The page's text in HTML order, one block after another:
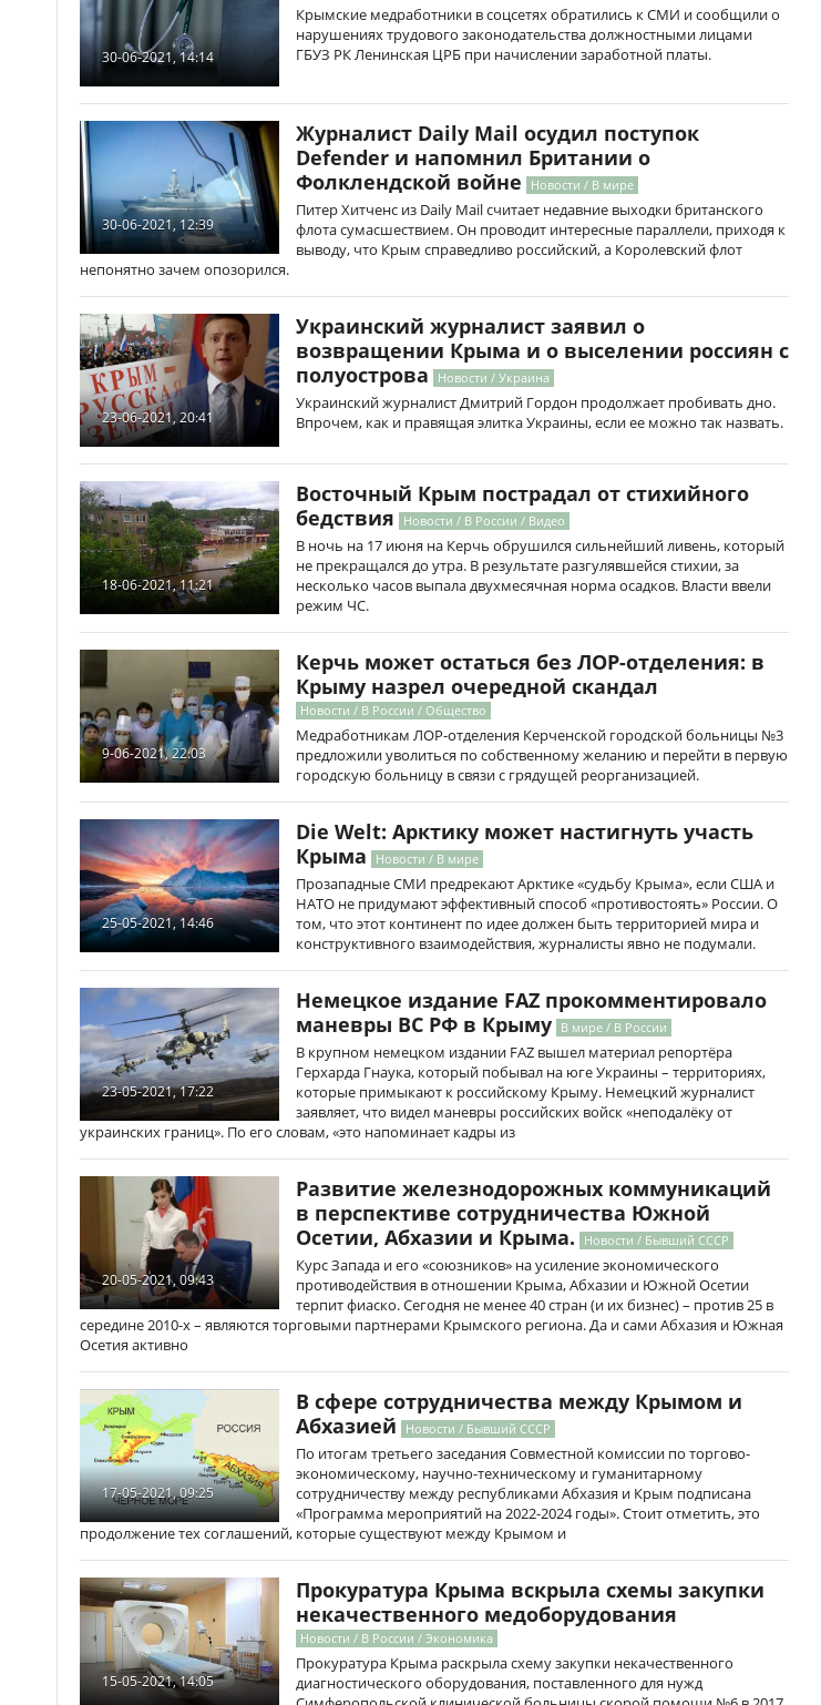
30-06-2021, 14:14
Крымские медработники в соцсетях обратились к СМИ и сообщили о
нарушениях трудового законодательства должностными лицами
ГБУЗ РК Ленинская ЦРБ при начислении заработной платы.
30-06-2021, 12:39
Журналист Daily Mail осудил поступок
Defender и напомнил Британии о
Фолклендской войне
Новости / В мире
Питер Хитченс из Daily Mail считает недавние выходки британского
флота сумасшествием. Он проводит интересные параллели, приходя к
выводу, что Крым справедливо российский, а Королевский флот
непонятно зачем опозорился.
23-06-2021, 20:41
Украинский журналист заявил о
возвращении Крыма и о выселении россиян с
полуострова
Новости / Украина
Украинский журналист Дмитрий Гордон продолжает пробивать дно.
Впрочем, как и правящая элитка Украины, если ее можно так назвать.
18-06-2021, 11:21
Восточный Крым пострадал от стихийного
бедствия
Новости / В России / Видео
В ночь на 17 июня на Керчь обрушился сильнейший ливень, который
не прекращался до утра. В результате разгулявшейся стихии, за
несколько часов выпала двухмесячная норма осадков. Власти ввели
режим ЧС.
9-06-2021, 22:03
Керчь может остаться без ЛОР-отделения: в
Крыму назрел очередной скандал
Новости / В России / Общество
Медработникам ЛОР-отделения Керченской городской больницы №3
предложили уволиться по собственному желанию и перейти в первую
городскую больницу в связи с грядущей реорганизацией.
25-05-2021, 14:46
Die Welt: Арктику может настигнуть участь
Крыма
Новости / В мире
Прозападные СМИ предрекают Арктике «судьбу Крыма», если США и
НАТО не придумают эффективный способ «противостоять» России. О
том, что этот континент по идее должен быть территорией мира и
конструктивного взаимодействия, журналисты явно не подумали.
23-05-2021, 17:22
Немецкое издание FAZ прокомментировало
маневры ВС РФ в Крыму В мире / В России
В крупном немецком издании FAZ вышел материал репортёра
Герхарда Гнаука, который побывал на юге Украины – территориях,
которые примыкают к российскому Крыму. Немецкий журналист
заявляет, что видел маневры российских войск «неподалёку от
украинских границ». По его словам, «это напоминает кадры из
20-05-2021, 09:43
Развитие железнодорожных коммуникаций
в перспективе сотрудничества Южной
Осетии, Абхазии и Крыма.
Новости / Бывший СССР
Курс Запада и его «союзников» на усиление экономического
противодействия в отношении Крыма, Абхазии и Южной Осетии
терпит фиаско. Сегодня не менее 40 стран (и их бизнес) – против 25 в
середине 2010-х – являются торговыми партнерами Крымского региона. Да и сами Абхазия и Южная
Осетия активно
17-05-2021, 09:25
В сфере сотрудничества между Крымом и
Абхазией
Новости / Бывший СССР
По итогам третьего заседания Совместной комиссии по торгово-
экономическому, научно-техническому и гуманитарному
сотрудничеству между республиками Абхазия и Крым подписана
«Программа мероприятий на 2022-2024 годы». Стоит отметить, это
продолжение тех соглашений, которые существуют между Крымом и
15-05-2021, 14:05
Прокуратура Крыма вскрыла схемы закупки
некачественного медоборудования
Новости / В России / Экономика
Прокуратура Крыма раскрыла схему закупки некачественного
диагностического оборудования, поставленного для нужд